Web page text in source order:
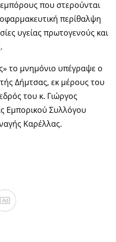
που στερούνται
περίθαλψη
υγείας πρωτογενούς και
το μνημόνιο υπέγραψε ο
Δήμτσας, εκ μέρους του
του κ. Γιώργος
Εμπορικού Συλλόγου
Καρέλλας.
Ad